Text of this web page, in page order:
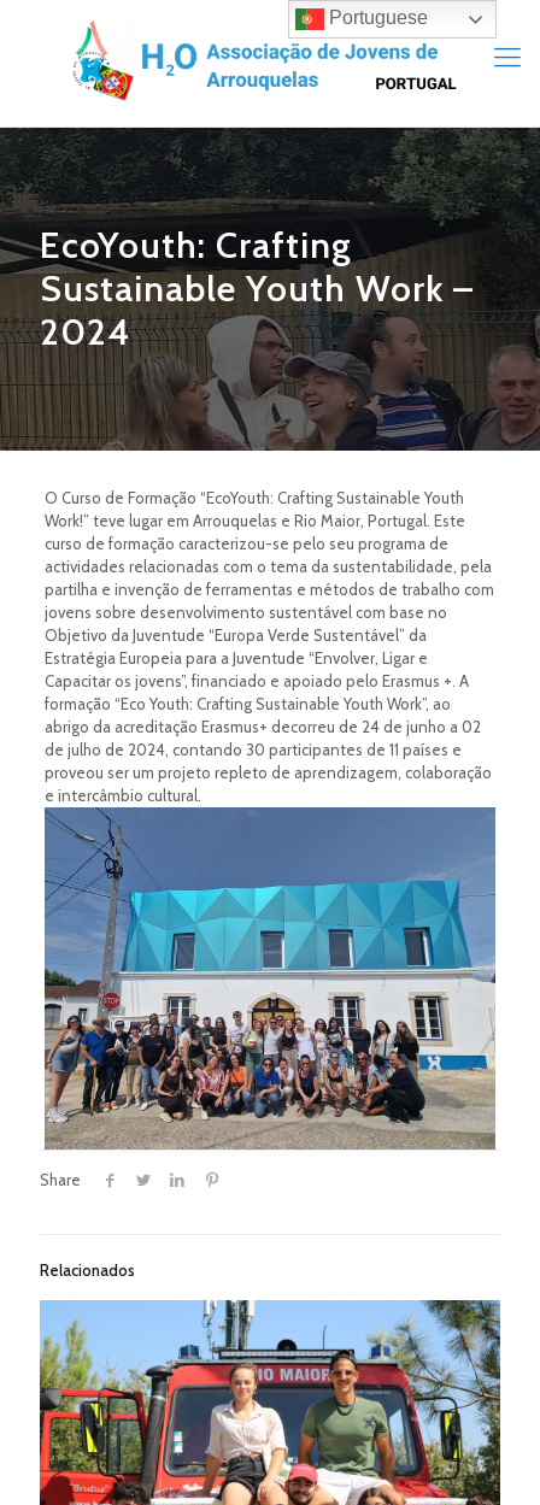
EcoYouth: Crafting
Sustainable Youth Work –
2024
O Curso de Formação “EcoYouth: Crafting Sustainable Youth
Work!” teve lugar em Arrouquelas e Rio Maior, Portugal. Este
curso de formação caracterizou-se pelo seu programa de
actividades relacionadas com o tema da sustentabilidade, pela
partilha e invenção de ferramentas e métodos de trabalho com
jovens sobre desenvolvimento sustentável com base no
Objetivo da Juventude “Europa Verde Sustentável” da
Estratégia Europeia para a Juventude “Envolver, Ligar e
Capacitar os jovens”, financiado e apoiado pelo Erasmus +. A
formação “Eco Youth: Crafting Sustainable Youth Work”, ao
abrigo da acreditação Erasmus+ decorreu de 24 de junho a 02
de julho de 2024, contando 30 participantes de 11 países e
proveou ser um projeto repleto de aprendizagem, colaboração
e intercâmbio cultural.
Share
Relacionados
Portuguese